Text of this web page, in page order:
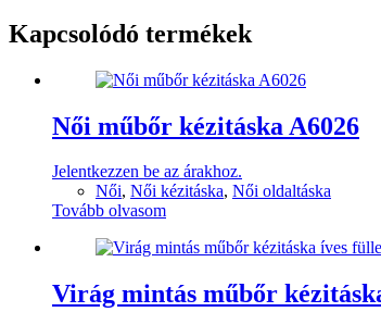
Kapcsolódó termékek
Női műbőr kézitáska A6026
Jelentkezzen be az árakhoz.
Női, Női kézitáska, Női oldaltáska
Tovább olvasom
Virág mintás műbőr